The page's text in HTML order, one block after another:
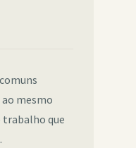
mesmo
que